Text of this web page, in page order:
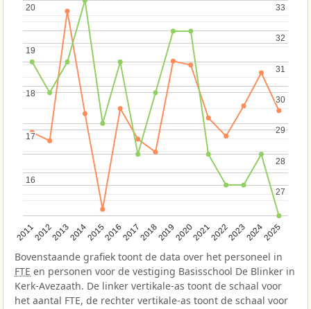
201120122013201420152016201720182019202020212022202320242025
16
16
17
17
18
18
19
19
20
20
27
27
28
28
29
29
30
30
31
31
32
32
33
33
Bovenstaande grafiek toont de data over het personeel in
FTE en personen voor de vestiging Basisschool De Blinker in
Kerk-Avezaath. De linker vertikale-as toont de schaal voor
het aantal FTE, de rechter vertikale-as toont de schaal voor